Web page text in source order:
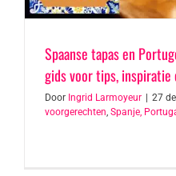
Spaanse tapas en
gids voor tips, inspiratie
Door Ingrid Larmoyeur 27
voorgerechten, Spanje,